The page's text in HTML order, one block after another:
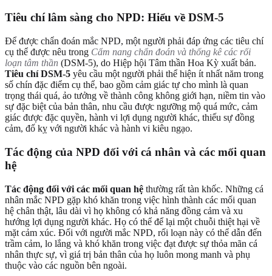
Tiêu chí lâm sàng cho NPD: Hiểu về DSM-5
Để được chẩn đoán mắc NPD, một người phải đáp ứng các tiêu chí
cụ thể được nêu trong Cẩm nang chẩn đoán và thống kê các rối
loạn tâm thần (DSM-5), do Hiệp hội Tâm thần Hoa Kỳ xuất bản.
Tiêu chí DSM-5 yêu cầu một người phải thể hiện ít nhất năm trong
số chín đặc điểm cụ thể, bao gồm cảm giác tự cho mình là quan
trọng thái quá, ảo tưởng về thành công không giới hạn, niềm tin vào
sự đặc biệt của bản thân, nhu cầu được ngưỡng mộ quá mức, cảm
giác được đặc quyền, hành vi lợi dụng người khác, thiếu sự đồng
cảm, đố kỵ với người khác và hành vi kiêu ngạo.
Tác động của NPD đối với cá nhân và các mối quan
hệ
Tác động đối với các mối quan hệ thường rất tàn khốc. Những cá
nhân mắc NPD gặp khó khăn trong việc hình thành các mối quan
hệ chân thật, lâu dài vì họ không có khả năng đồng cảm và xu
hướng lợi dụng người khác. Họ có thể để lại một chuỗi thiệt hại về
mặt cảm xúc. Đối với người mắc NPD, rối loạn này có thể dẫn đến
trầm cảm, lo lắng và khó khăn trong việc đạt được sự thỏa mãn cá
nhân thực sự, vì giá trị bản thân của họ luôn mong manh và phụ
thuộc vào các nguồn bên ngoài.